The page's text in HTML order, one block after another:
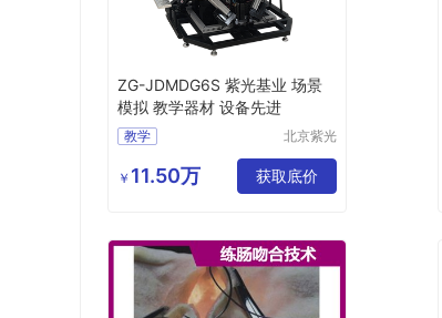
ZG-JDMDG6S 紫光基业 场景
模拟 教学器材 设备先进
教学
北京紫光
设备制造
有限公司
￥ 11.50万 获取底价